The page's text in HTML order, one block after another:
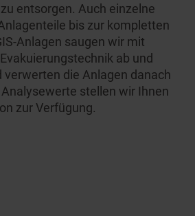
entsorgen. Auch einzelne
bis zur kompletten
Anlagen saugen wir mit
ab und
verwerten die Anlagen danach
stellen wir Ihnen
zur Verfügung.